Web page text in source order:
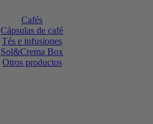
Cafés
Cápsulas de café
Tés e infusiones
Sol&Crema Box
Otros productos